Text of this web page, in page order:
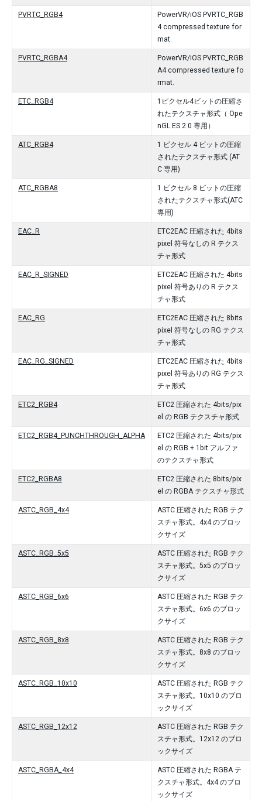
PVRTC_RGB4
PowerVR/iOS PVRTC_RGB
4 compressed texture for
mat.
PVRTC_RGBA4
PowerVR/iOS PVRTC_RGB
A4 compressed texture fo
rmat.
ETC_RGB4
1ピクセル4ビットの圧縮さ
れたテクスチャ形式（ Ope
nGL ES 2.0 専用）
ATC_RGB4
1 ピクセル 4 ビットの圧縮
されたテクスチャ形式 (AT
C 専用)
ATC_RGBA8
1 ピクセル 8 ビットの圧縮
されたテクスチャ形式(ATC
専用)
EAC_R
ETC2EAC 圧縮された 4bits
pixel 符号なしの R テクス
チャ形式
EAC_R_SIGNED
ETC2EAC 圧縮された 4bits
pixel 符号ありの R テクス
チャ形式
EAC_RG
ETC2EAC 圧縮された 8bits
pixel 符号なしの RG テクス
チャ形式
EAC_RG_SIGNED
ETC2EAC 圧縮された 4bits
pixel 符号ありの RG テクス
チャ形式
ETC2_RGB4
ETC2 圧縮された 4bits/pix
el の RGB テクスチャ形式
ETC2_RGB4_PUNCHTHROUGH_ALPHA
ETC2 圧縮された 4bits/pix
el の RGB + 1bit アルファ
のテクスチャ形式
ETC2_RGBA8
ETC2 圧縮された 8bits/pix
el の RGBA テクスチャ形式
ASTC_RGB_4x4
ASTC 圧縮された RGB テク
スチャ形式。4x4 のブロッ
クサイズ
ASTC_RGB_5x5
ASTC 圧縮された RGB テク
スチャ形式。5x5 のブロッ
クサイズ
ASTC_RGB_6x6
ASTC 圧縮された RGB テク
スチャ形式。6x6 のブロッ
クサイズ
ASTC_RGB_8x8
ASTC 圧縮された RGB テク
スチャ形式。8x8 のブロッ
クサイズ
ASTC_RGB_10x10
ASTC 圧縮された RGB テク
スチャ形式。10x10 のブロ
ックサイズ
ASTC_RGB_12x12
ASTC 圧縮された RGB テク
スチャ形式。12x12 のブロ
ックサイズ
ASTC_RGBA_4x4
ASTC 圧縮された RGBA テ
クスチャ形式。4x4 のブロ
ックサイズ